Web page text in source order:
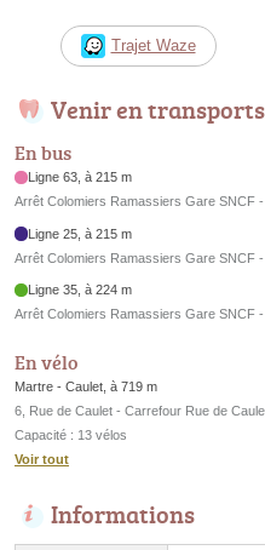
Trajet Waze
Venir en
En bus
Ligne 63, à 215 m
Arrêt Colomiers Ramassiers Gare SNCF
Ligne 25, à 215 m
Arrêt Colomiers Ramassiers Gare SNCF
Ligne 35, à 224 m
Arrêt Colomiers Ramassiers Gare SNCF
En vélo
Martre - Caulet, à 719 m
6, Rue de Caulet - Carrefour Rue de
Capacité : 13 vélos
Voir tout
Informations